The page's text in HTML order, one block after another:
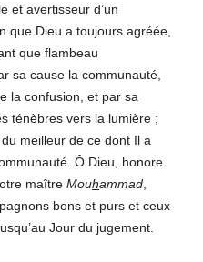
et avertisseur d’un
que Dieu a toujours agréée,
que flambeau
sa cause la communauté,
la confusion, et par sa
ténèbres vers la lumière ;
meilleur de ce dont Il a
Ô Dieu, honore
maître Mouhammad
bons et purs et ceux
Jour du jugement.